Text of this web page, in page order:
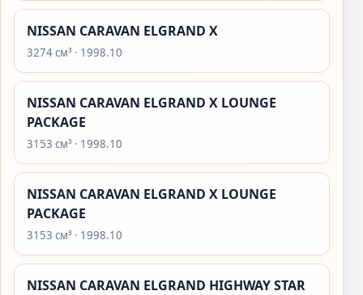
NISSAN CARAVAN ELGRAND X
3274 см³ · 1998.10
NISSAN CARAVAN ELGRAND X LOUNGE
PACKAGE
3153 см³ · 1998.10
NISSAN CARAVAN ELGRAND X LOUNGE
PACKAGE
3153 см³ · 1998.10
NISSAN CARAVAN ELGRAND HIGHWAY STAR